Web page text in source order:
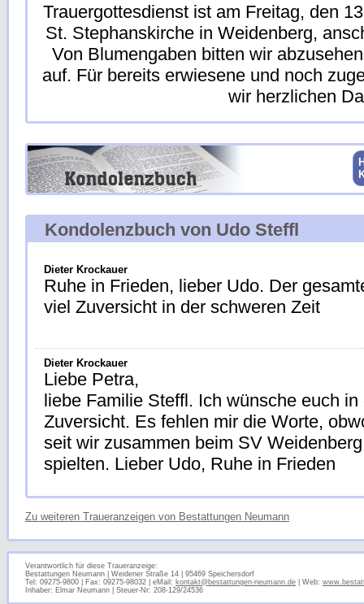
Trauergottesdienst ist am Freitag, den
St. Stephanskirche in Weidenberg,
Von Blumengaben bitten wir
auf. Für bereits erwiesene und noch
wir herzlichen
Kondolenzbuch von Udo Steffl
Dieter Krockauer
Ruhe in Frieden, lieber Udo. Der
viel Zuversicht in der schweren Zeit
Dieter Krockauer
Liebe Petra,
liebe Familie Steffl. Ich wünsche euch
Zuversicht. Es fehlen mir die Worte,
seit wir zusammen beim SV
spielten. Lieber Udo, Ruhe in Frieden
Zu weiteren Traueranzeigen von Bestattungen Neumann
Verantwortlich für diese Traueranzeige:
Bestattungen Neumann | Weidener Straße 14 | 95469 Speichersdorf
Tel: 09275-9800 | Fax: 09275-98032 | eMail: kontakt@bestattungen-neumann.de | Web:
Inhaber: Elmar Neumann | Steuer-Nr: 208-129/24536